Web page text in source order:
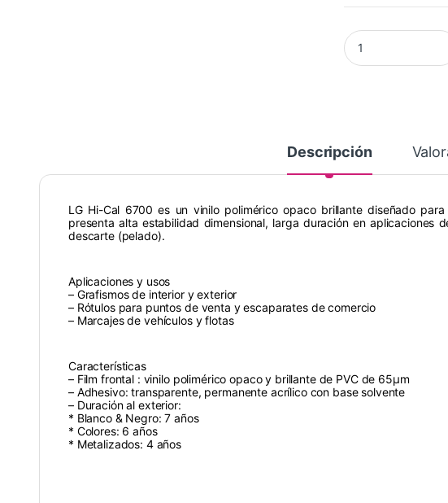
Vinilo HI-CAL LG
Descripción
LG Hi-Cal 6700 es un vinilo polimérico opaco brillante diseñado
presenta alta estabilidad dimensional, larga duraciόn en aplicaciones
descarte (pelado).
Aplicaciones y usos
– Grafismos de interior y exterior
– Rόtulos para puntos de venta y escaparates de comercio
– Marcajes de vehículos y flotas
Características
– Film frontal : vinilo polimérico opaco y brillante de PVC de 65µm
– Adhesivo: transparente, permanente acrílico con base solvente
– Duraciόn al exterior:
* Blanco & Negro: 7 años
* Colores: 6 años
* Metalizados: 4 años